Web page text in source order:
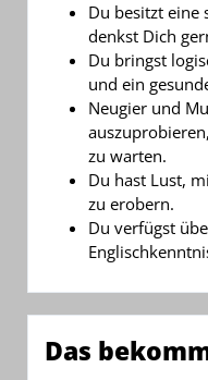
Du besitzt eine
denkst Dich
Du bringst
und ein
Neugier und
zu warten.
Du hast Lust,
zu erobern.
Du verfügst
Das